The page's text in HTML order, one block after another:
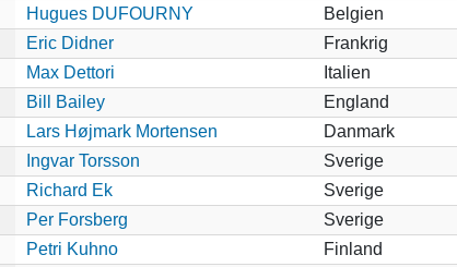
Hugues DUFOURNY Belgien
Eric Didner Frankrig
Max Dettori Italien
Bill Bailey England
Lars Højmark Mortensen Danmark
Ingvar Torsson Sverige
Richard Ek Sverige
Per Forsberg Sverige
Petri Kuhno Finland